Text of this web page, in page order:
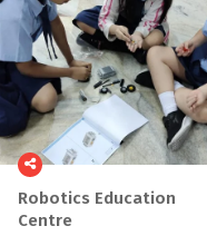
Robotics Education
Centre